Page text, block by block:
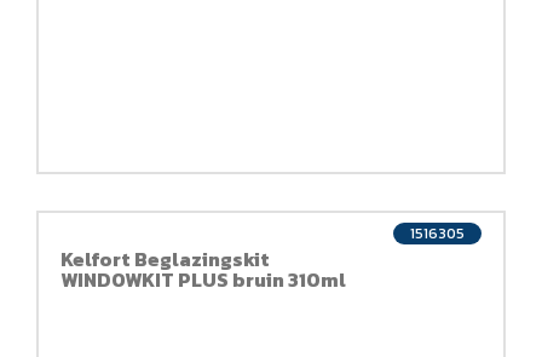
Kelfort Beglazingskit
WINDOWKIT PLUS bruin 310ml
1516305